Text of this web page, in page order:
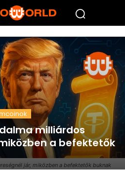
jár, miközben a befektetők buknak
milliárdos
a befektetők